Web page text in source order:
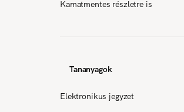
Kamatmentes részletre is
Tananyagok
Elektronikus jegyzet